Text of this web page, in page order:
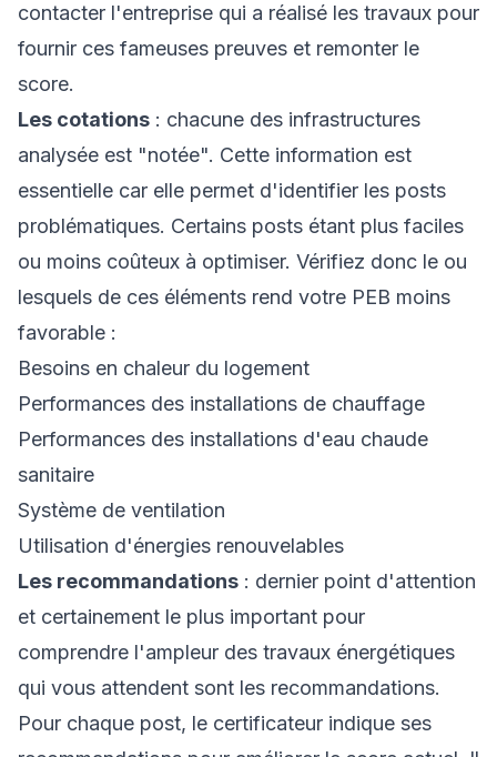
contacter l'entreprise qui a réalisé les travaux pour
fournir ces fameuses preuves et remonter le
score.
Les cotations : chacune des infrastructures
analysée est "notée". Cette information est
essentielle car elle permet d'identifier les posts
problématiques. Certains posts étant plus faciles
ou moins coûteux à optimiser. Vérifiez donc le ou
lesquels de ces éléments rend votre PEB moins
favorable :
Besoins en chaleur du logement
Performances des installations de chauffage
Performances des installations d'eau chaude
sanitaire
Système de ventilation
Utilisation d'énergies renouvelables
Les recommandations : dernier point d'attention
et certainement le plus important pour
comprendre l'ampleur des travaux énergétiques
qui vous attendent sont les recommandations.
Pour chaque post, le certificateur indique ses